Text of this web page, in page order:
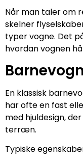
Når man taler om
skelner
typer vogne. Det
hvordan vognen
Barnevogn
En klassisk
har ofte en fast
med hjuldesign,
terræn.
Typiske